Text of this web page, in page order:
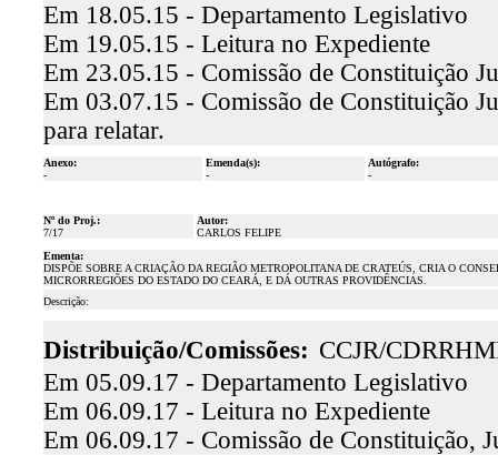
Em 18.05.15 - Departamento Legislativo
Em 19.05.15 - Leitura no Expediente
Em 23.05.15 - Comissão de Constituição
Em 03.07.15 - Comissão de Constituição
para relatar.
Anexo:
-
Emenda(s):
-
Autógrafo:
-
Nº do Proj.:
7/17
Autor:
CARLOS FELIPE
Ementa:
DISPÕE SOBRE A CRIAÇÃO DA REGIÃO METROPOLITANA DE CRATEÚS, CRIA O
MICRORREGIÕES DO ESTADO DO CEARÁ, E DÁ OUTRAS PROVIDÊNCIAS.
Descrição:
Distribuição/Comissões: CCJR/
Em 05.09.17 - Departamento Legislativo
Em 06.09.17 - Leitura no Expediente
Em 06.09.17 - Comissão de Constituição,